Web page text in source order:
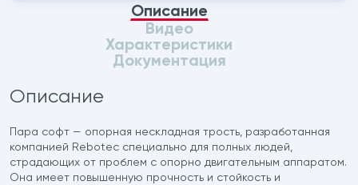
Описание
Видео
Характеристики
Документация
Описание
Пара софт — опорная нескладная трость, разработанная
компанией Rebotec специально для полных людей,
страдающих от проблем с опорно двигательным аппаратом.
Она имеет повышенную прочность и стойкость и